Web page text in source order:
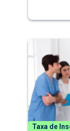
Taxa de